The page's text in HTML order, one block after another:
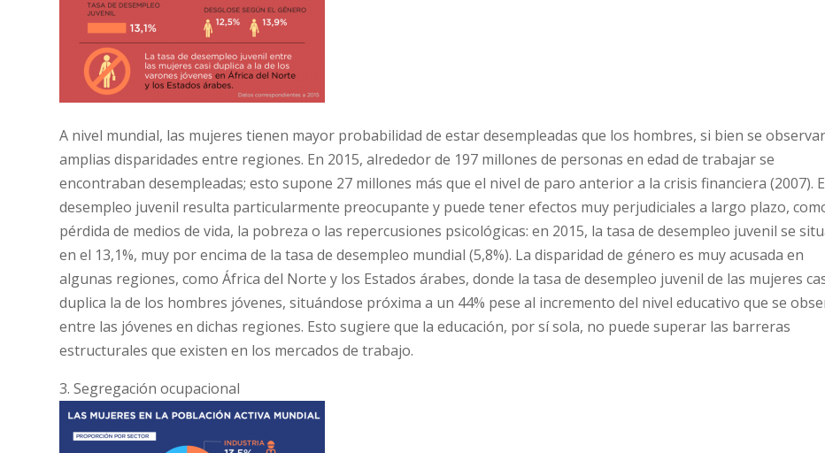
A nivel mundial, las mujeres tienen mayor probabilidad de estar desempleadas que los hombres, si bien se
amplias disparidades entre regiones. En 2015, alrededor de 197 millones de personas en edad de trabajar se
encontraban desempleadas; esto supone 27 millones más que el nivel de paro anterior a la crisis financiera (2007).
desempleo juvenil resulta particularmente preocupante y puede tener efectos muy perjudiciales a largo plazo,
pérdida de medios de vida, la pobreza o las repercusiones psicológicas: en 2015, la tasa de desempleo juvenil se
en el 13,1%, muy por encima de la tasa de desempleo mundial (5,8%). La disparidad de género es muy acusada en
algunas regiones, como África del Norte y los Estados árabes, donde la tasa de desempleo juvenil de las mujeres
duplica la de los hombres jóvenes, situándose próxima a un 44% pese al incremento del nivel educativo que se
entre las jóvenes en dichas regiones. Esto sugiere que la educación, por sí sola, no puede superar las barreras
estructurales que existen en los mercados de trabajo.
3. Segregación ocupacional